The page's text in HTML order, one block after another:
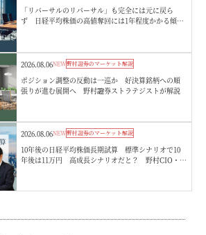
「リバーサルのリバーサル」も完全には元に戻ら
ず 日経平均株価の高値奪回には1年程度かかる傾
2026.08.06NEW野村證券のマーケット解説
ポジション調整の反動は一巡か 好決算銘柄への順
張りが進む展開へ 野村證券ストラテジストが解説
2026.08.06NEW野村證券のマーケット解説
10年後の日経平均株価長期試算 標準シナリオで10
年後は11万円 高成長シナリオだと？ 野村CIO・宮